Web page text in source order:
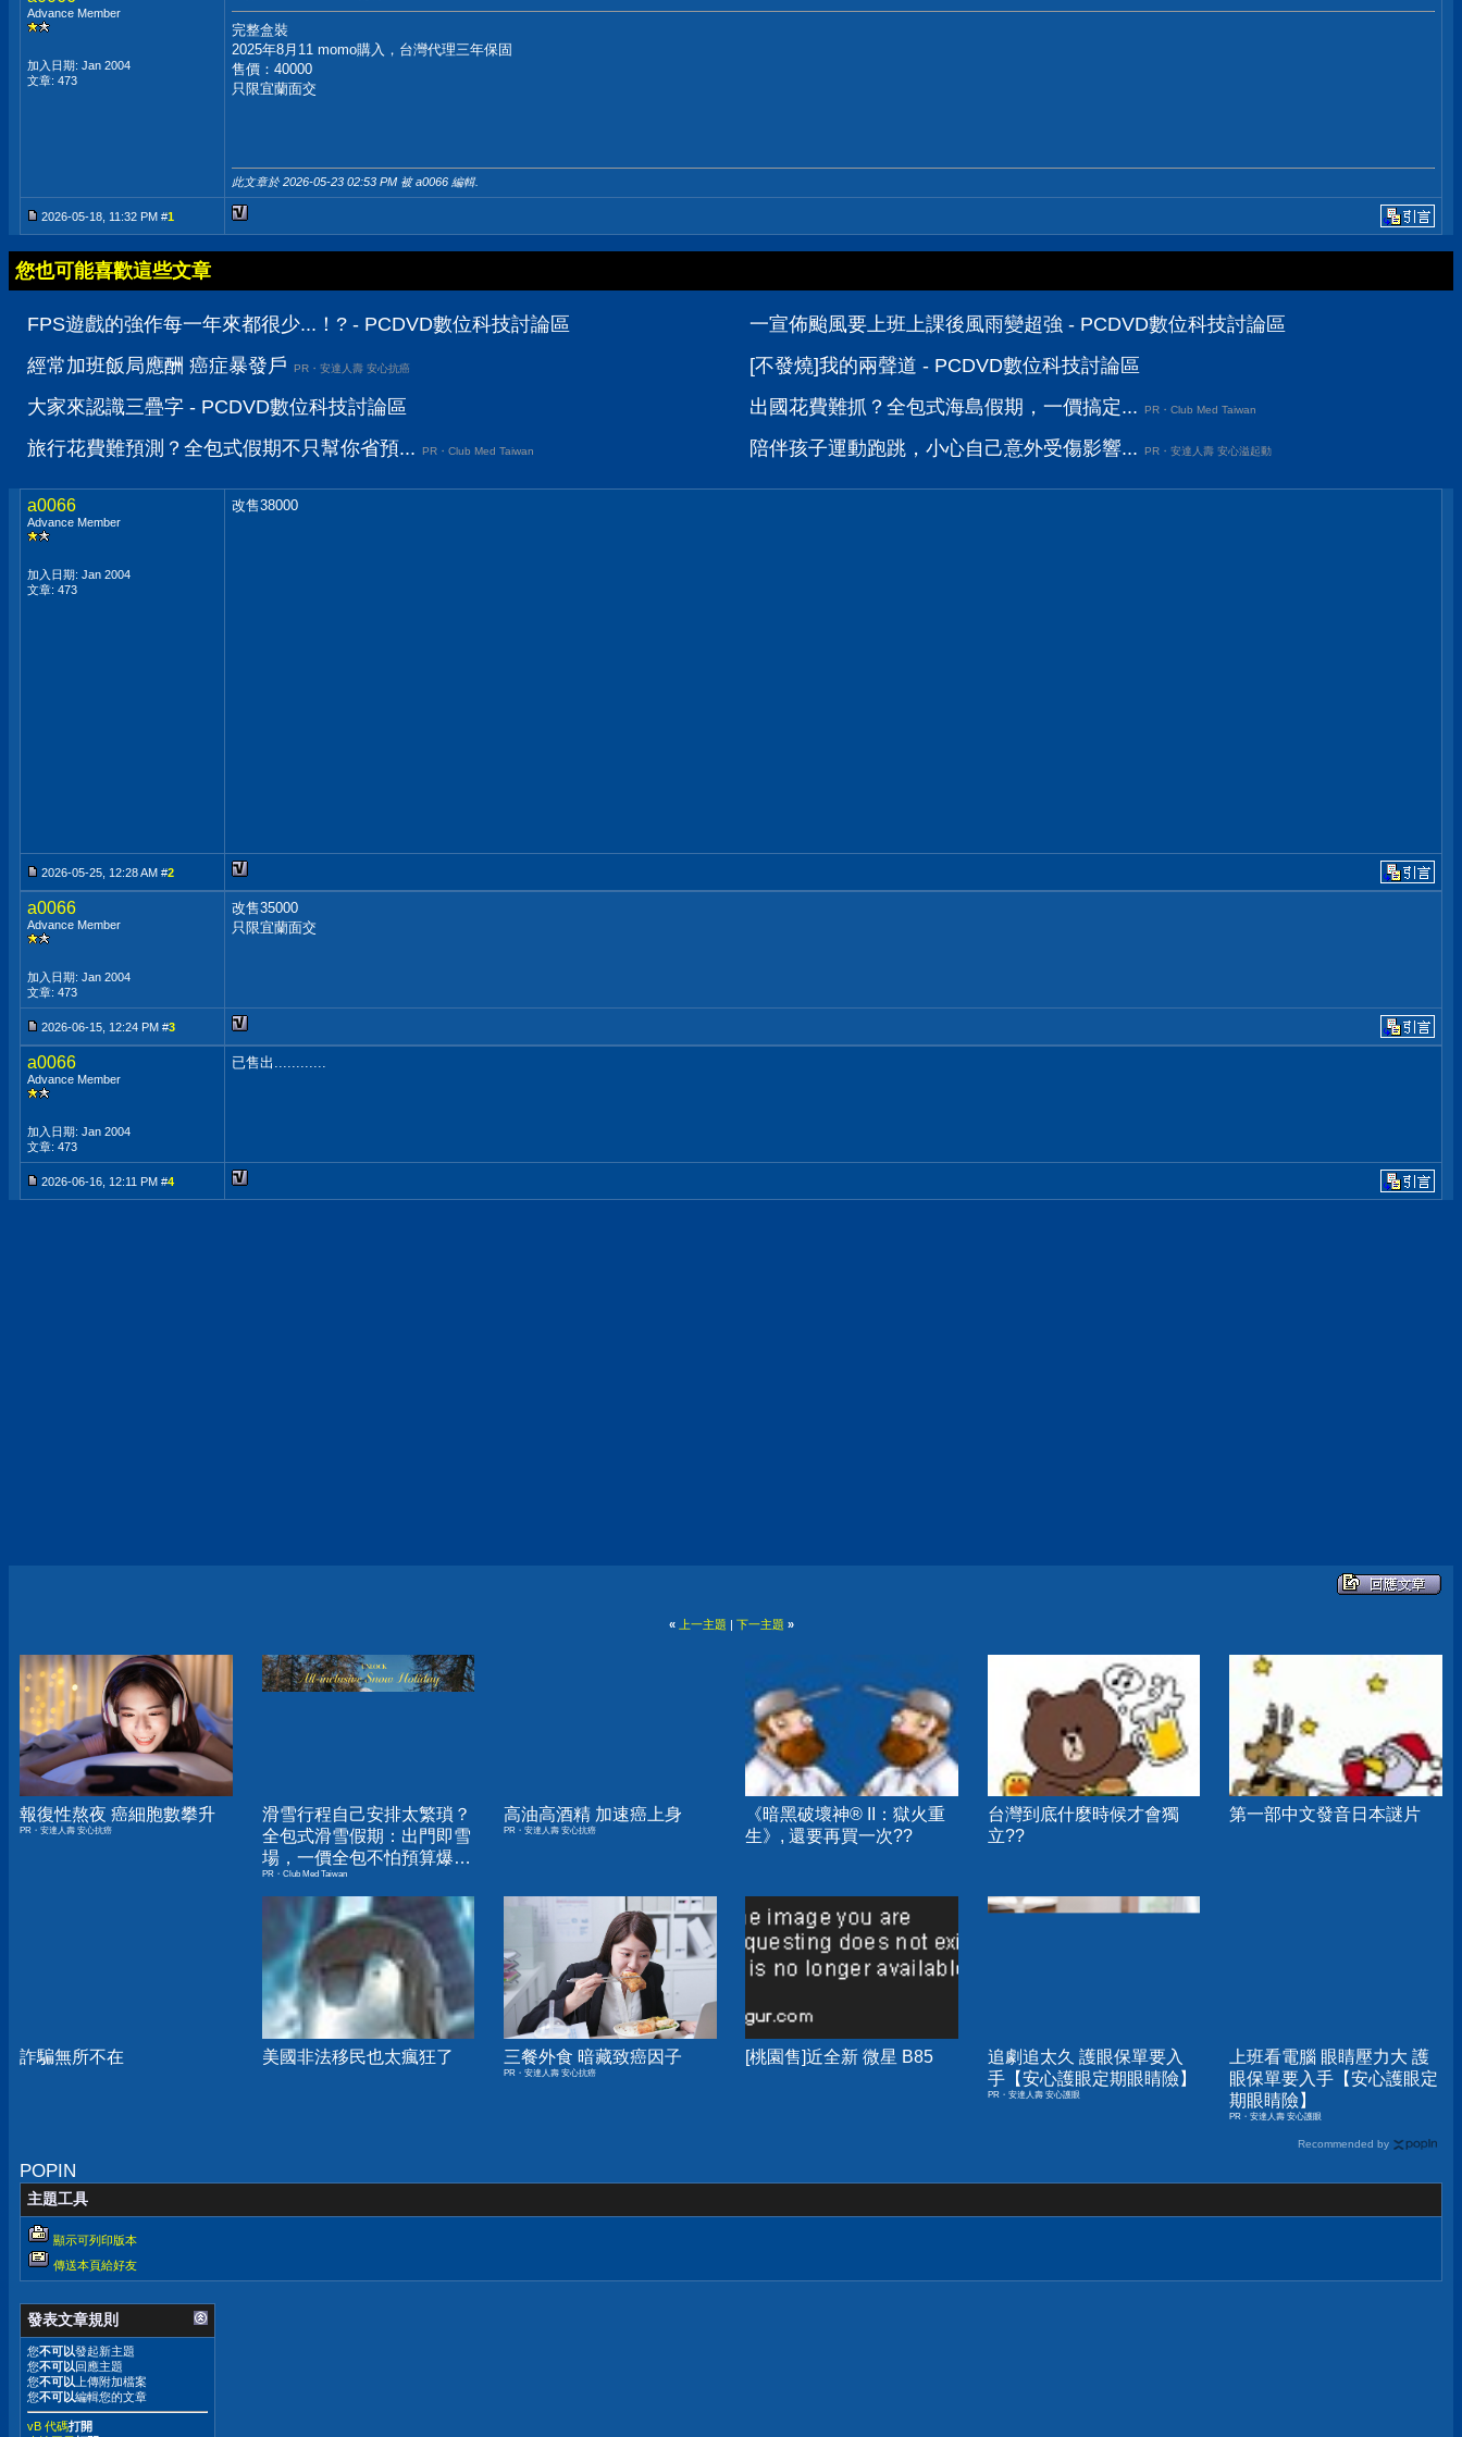
Advance Member
加入日期: Jan 2004
文章: 473
完整盒裝
2025年8月11 momo購入，台灣代理三年保固
售價：40000
只限宜蘭面交
此文章於 2026-05-23 02:53 PM 被 a0066 編輯.
2026-05-18, 11:32 PM #1
您也可能喜歡這些文章
FPS遊戲的強作每一年來都很少...！? - PCDVD數位科技討論區
經常加班飯局應酬 癌症暴發戶
PR・安達人壽 安心抗癌
大家來認識三疊字 - PCDVD數位科技討論區
旅行花費難預測？全包式假期不只幫你省預...
PR・Club Med Taiwan
一宣佈颱風要上班上課後風雨變超強 - PCDVD數位科技討論區
[不發燒]我的兩聲道 - PCDVD數位科技討論區
出國花費難抓？全包式海島假期，一價搞定...
PR・Club Med Taiwan
陪伴孩子運動跑跳，小心自己意外受傷影響... PR・安達人壽 安心溢起動
a0066
Advance Member
加入日期: Jan 2004
文章: 473
改售38000
2026-05-25, 12:28 AM #2
a0066
Advance Member
加入日期: Jan 2004
文章: 473
改售35000
只限宜蘭面交
2026-06-15, 12:24 PM #3
a0066
Advance Member
加入日期: Jan 2004
文章: 473
已售出............
2026-06-16, 12:11 PM #4
« 上一主題 | 下一主題 »
報復性熬夜 癌細胞數攀升
PR・安達人壽 安心抗癌
滑雪行程自己安排太繁瑣？
全包式滑雪假期：出門即雪
場，一價全包不怕預算爆
表！
PR・Club Med Taiwan
高油高酒精 加速癌上身
PR・安達人壽 安心抗癌
《暗黑破壞神® II：獄火重
生》, 還要再買一次??
台灣到底什麼時候才會獨
立??
第一部中文發音日本謎片
詐騙無所不在 美國非法移民也太瘋狂了 三餐外食 暗藏致癌因子
PR・安達人壽 安心抗癌
[桃園售]近全新 微星 B85
追劇追太久 護眼保單要入
手【安心護眼定期眼睛險】
PR・安達人壽 安心護眼
上班看電腦 眼睛壓力大 護
眼保單要入手【安心護眼定
期眼睛險】
PR・安達人壽 安心護眼
Recommended by
POPIN
主題工具
顯示可列印版本
傳送本頁給好友
發表文章規則
您不可以發起新主題
您不可以回應主題
您不可以 上傳附加檔案
您不可以編輯您的文章
vB 代碼打開